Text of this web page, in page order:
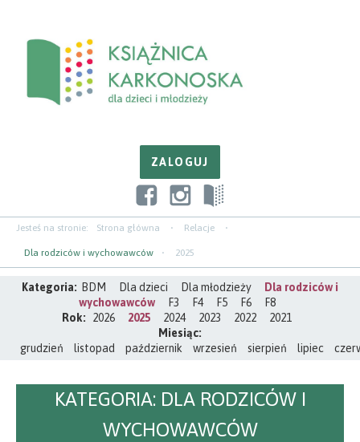
zawartości
nawigacji
paska
Jesteś na stronie: Strona główna Relacje
Dla rodziców i wychowawców 2025
Kategoria: BDM Dla dzieci Dla młodzieży
Dla rodziców i
wychowawców
F3 F4 F5 F6
F8
Rok:
2026 2025 2024 2023 2022
2021
Miesiąc:
grudzień
listopad październik wrzesień sierpień lipiec
KATEGORIA: DLA RODZICÓW I
WYCHOWAWCÓW